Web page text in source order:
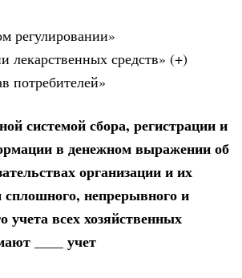
регулировании»
лекарственных средств» (+)
потребителей»
системой сбора, регистрации и
в денежном выражении об
организации и их
непрерывного и
учета всех хозяйственных
____ учет